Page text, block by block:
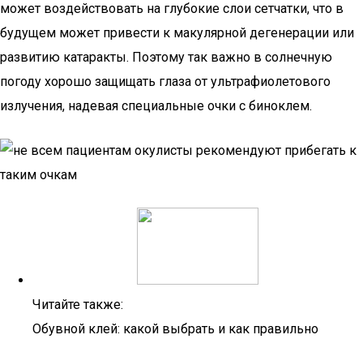
может воздействовать на глубокие слои сетчатки, что в
будущем может привести к макулярной дегенерации или
развитию катаракты. Поэтому так важно в солнечную
погоду хорошо защищать глаза от ультрафиолетового
излучения, надевая специальные очки с биноклем.
Читайте также:
Обувной клей: какой выбрать и как правильно